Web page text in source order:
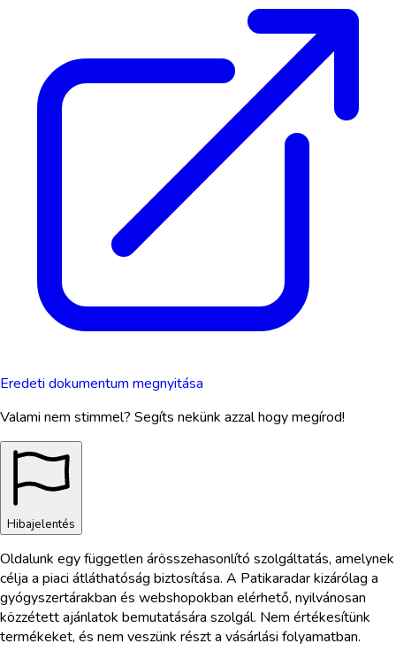
Eredeti dokumentum megnyitása
Valami nem stimmel? Segíts nekünk azzal hogy megírod!
Hibajelentés
Oldalunk egy független árösszehasonlító szolgáltatás, amelynek
célja a piaci átláthatóság biztosítása. A Patikaradar kizárólag a
gyógyszertárakban és webshopokban elérhető, nyilvánosan
közzétett ajánlatok bemutatására szolgál. Nem értékesítünk
termékeket, és nem veszünk részt a vásárlási folyamatban.